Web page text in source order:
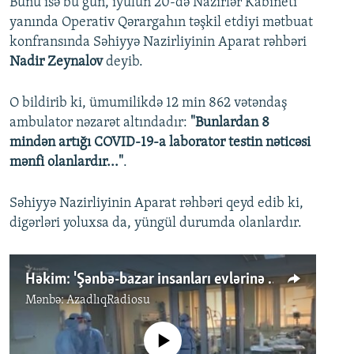
yanında Operativ Qərargahın təşkil etdiyi mətbuat
konfransında Səhiyyə Nazirliyinin Aparat rəhbəri
Nadir Zeynalovdeyib.
O bildirib ki, ümumilikdə 12 min 862 vətəndaş
ambulator nəzarət altındadır: "Bunlardan 8
mindən artığı COVID-19-a laborator testin nəticəsi
mənfi olanlardır...".
Səhiyyə Nazirliyinin Aparat rəhbəri qeyd edib ki,
digərləri yoluxsa da, yüngül durumda olanlardır.
Həkim: 'Şənbə-bazar insanları evlərinə doldurmaq səhv idi'
Mənbə:AzadlıqRadiosu
No media source currently available